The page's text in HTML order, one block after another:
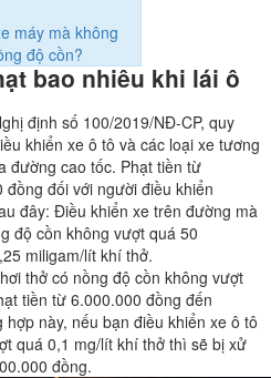
máy mà không
độ cồn?
bao nhiêu khi lái ô
định số 100/2019/NĐ-CP, quy
khiển xe ô tô và các loại xe tương
đường cao tốc. Phạt tiền từ
đối với người điều khiển
đây: Điều khiển xe trên đường mà
độ cồn không vượt quá 50
miligam/lít khí thở.
thở có nồng độ cồn không vượt
tiền từ 6.000.000 đồng đến
này, nếu bạn điều khiển xe ô tô
quá 0,1 mg/lít khí thở thì sẽ bị xử
đồng.